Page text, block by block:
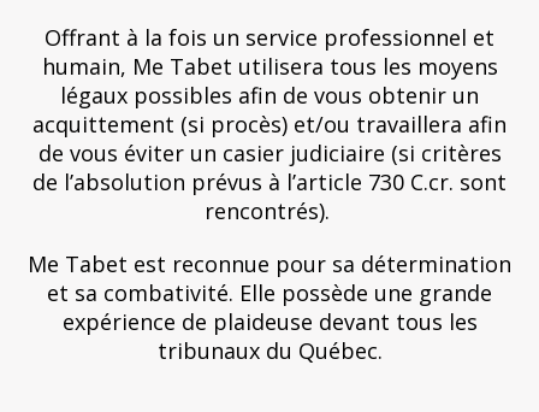
Offrant à la fois un service professionnel et
humain, Me Tabet utilisera tous les moyens
légaux possibles afin de vous obtenir un
acquittement (si procès) et/ou travaillera afin
de vous éviter un casier judiciaire (si critères
de l’absolution prévus à l’article 730 C.cr. sont
rencontrés).
Me Tabet est reconnue pour sa détermination
et sa combativité. Elle possède une grande
expérience de plaideuse devant tous les
tribunaux du Québec.